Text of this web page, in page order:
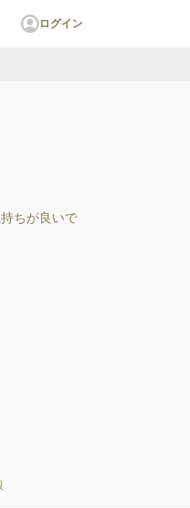
ログイン
ちが良いで